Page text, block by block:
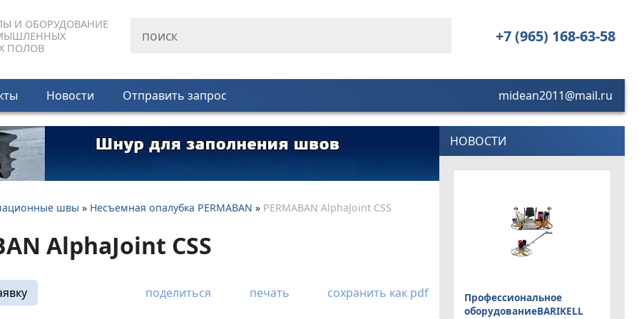
И ОБОРУДОВАНИЕ
ПОЛОВ
+7 (965) 168-63-58
Новости Отправить запрос midean2011@mail.ru
швы » Несъемная опалубка PERMABAN » PERMABAN AlphaJoint СSS
AlphaJoint СSS
поделиться печать сохранить как pdf
НОВОСТИ
Профессиональное
оборудованиеBARIKELL